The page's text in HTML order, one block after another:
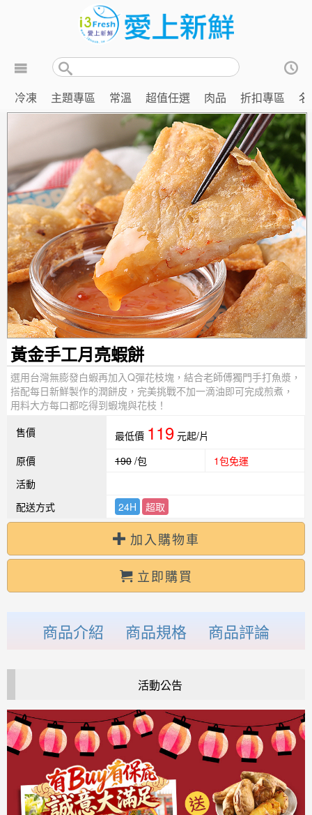
冷凍 主題專區 常溫 超值任選 肉品 折扣專區
黃金手工月亮蝦餅
選用台灣無膨發白蝦再加入Q彈花枝塊，結合老師傅獨門手打魚漿，
搭配每日新鮮製作的潤餅皮，完美挑戰不加一滴油即可完成煎煮，
用料大方每口都吃得到蝦塊與花枝！
售價
最低價 119 元起/片
原價
190 /包
1包免運
活動
配送方式
24H 超取
加入購物車
立即購買
商品介紹 商品規格 商品評論
活動公告